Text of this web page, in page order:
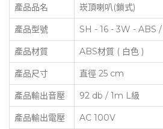
產品品名 崁頂喇叭(鎖式)
產品型號 SH - 16 - 3W - ABS
產品材質 ABS材質 ( 白色 )
產品尺寸 直徑 25 cm
產品輸出音壓 92 db / 1m L級
產品輸出電壓 AC 100V